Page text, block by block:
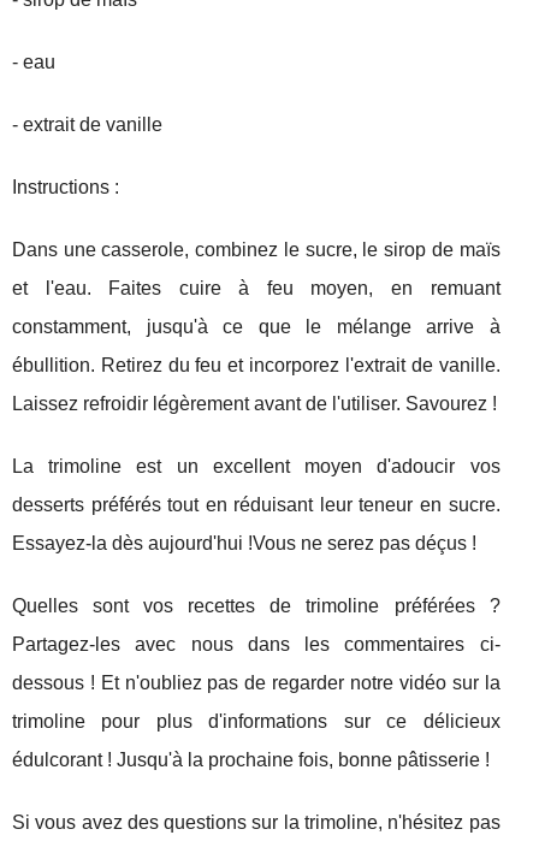
- eau
- extrait de vanille
Instructions :
Dans une casserole, combinez le sucre, le sirop de maïs
et l'eau. Faites cuire à feu moyen, en remuant
constamment, jusqu'à ce que le mélange arrive à
ébullition. Retirez du feu et incorporez l'extrait de vanille.
Laissez refroidir légèrement avant de l'utiliser. Savourez !
La trimoline est un excellent moyen d'adoucir vos
desserts préférés tout en réduisant leur teneur en sucre.
Essayez-la dès aujourd'hui !Vous ne serez pas déçus !
Quelles sont vos recettes de trimoline préférées ?
Partagez-les avec nous dans les commentaires ci-
dessous ! Et n'oubliez pas de regarder notre vidéo sur la
trimoline pour plus d'informations sur ce délicieux
édulcorant ! Jusqu'à la prochaine fois, bonne pâtisserie !
Si vous avez des questions sur la trimoline, n'hésitez pas